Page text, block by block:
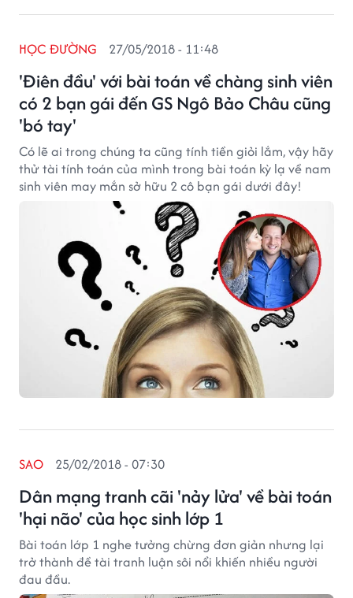
'Điên đầu' với bài toán về chàng sinh viên
có 2 bạn gái đến GS Ngô Bảo Châu cũng
'bó tay'
HỌC ĐƯỜNG 27/05/2018 - 11:48
Có lẽ ai trong chúng ta cũng tính tiền giỏi lắm, vậy hãy
thử tài tính toán của mình trong bài toán kỳ lạ về nam
sinh viên may mắn sở hữu 2 cô bạn gái dưới đây!
Dân mạng tranh cãi 'nảy lửa' về bài toán
'hại não' của học sinh lớp 1
SAO 25/02/2018 - 07:30
Bài toán lớp 1 nghe tưởng chừng đơn giản nhưng lại
trở thành đề tài tranh luận sôi nổi khiến nhiều người
đau đầu.